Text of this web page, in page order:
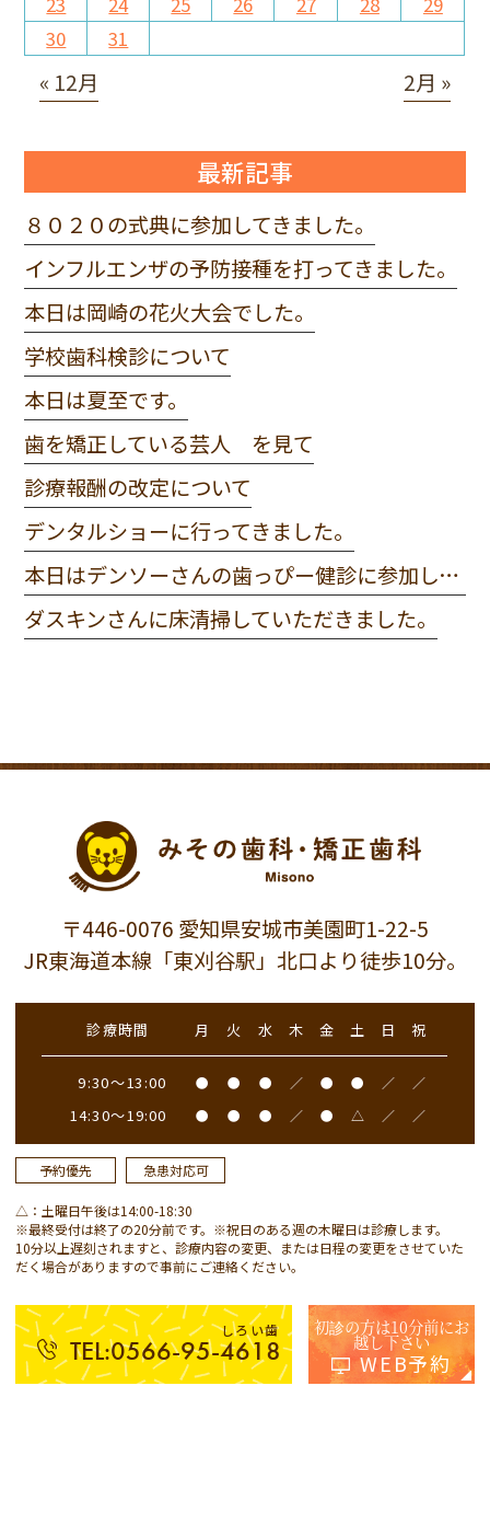
30
31
« 12月 2月 »
最新記事
８０２０の式典に参加してきました。
インフルエンザの予防接種を打ってきました。
本日は岡崎の花火大会でした。
学校歯科検診について
本日は夏至です。
歯を矯正している芸人 を見て
診療報酬の改定について
デンタルショーに行ってきました。
本日はデンソーさんの歯っぴー健診に参加してきました。
ダスキンさんに床清掃していただきました。
〒446-0076 愛知県安城市美園町1-22-5
JR東海道本線「東刈谷駅」北口より徒歩10分。
診療時間 月 火 水 木 金 土 日 祝
9:30～13:00 ● ● ● ／ ● ● ／ ／
14:30～19:00 ● ● ● ／ ● △ ／ ／
予約優先 急患対応可
△：土曜日午後は14:00-18:30
※最終受付は終了の20分前です。※祝日のある週の木曜日は診療します。
10分以上遅刻されますと、診療内容の変更、または日程の変更をさせていた
だく場合がありますので事前にご連絡ください。
しろい歯
TEL:0566-95-4618
初診の方は10分前にお
越し下さい
WEB予約